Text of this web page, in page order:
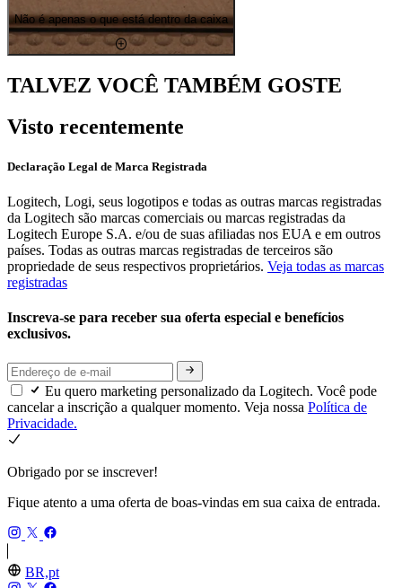
Não é apenas o que está dentro da caixa
TALVEZ VOCÊ TAMBÉM GOSTE
Visto recentemente
Declaração Legal de Marca Registrada
Logitech, Logi, seus logotipos e todas as outras marcas registradas
da Logitech são marcas comerciais ou marcas registradas da
Logitech Europe S.A. e/ou de suas afiliadas nos EUA e em outros
países. Todas as outras marcas registradas de terceiros são
propriedade de seus respectivos proprietários. Veja todas as marcas
registradas
Inscreva-se para receber sua oferta especial e benefícios
exclusivos.
Eu quero marketing personalizado da Logitech. Você pode
cancelar a inscrição a qualquer momento. Veja nossa Política de
Privacidade.
Obrigado por se inscrever!
Fique atento a uma oferta de boas-vindas em sua caixa de entrada.
BR,pt